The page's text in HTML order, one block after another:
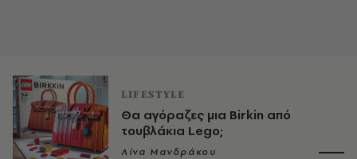
LIFESTYLE
Θα αγόραζες μια Birkin από
τουβλάκια Lego;
Λίνα Μανδράκου